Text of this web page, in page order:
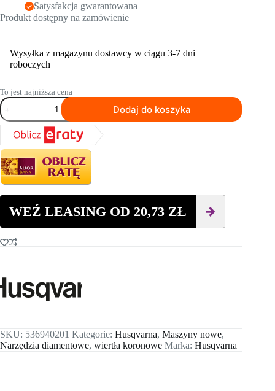
Satysfakcja gwarantowana
Produkt dostępny na zamówienie
Wysyłka z magazynu dostawcy w ciągu 3-7 dni
roboczych
To jest najniższa cena
ilość
Wiertło
koronowe
HUSQVARNA
ELITE-
DRILL™
D65
DRY
82
Dodaj do koszyka
WEŹ LEASING OD 20,73 ZŁ
SKU: 536940201 Kategorie: Husqvarna, Maszyny nowe,
Narzędzia diamentowe, wiertła koronowe Marka: Husqvarna